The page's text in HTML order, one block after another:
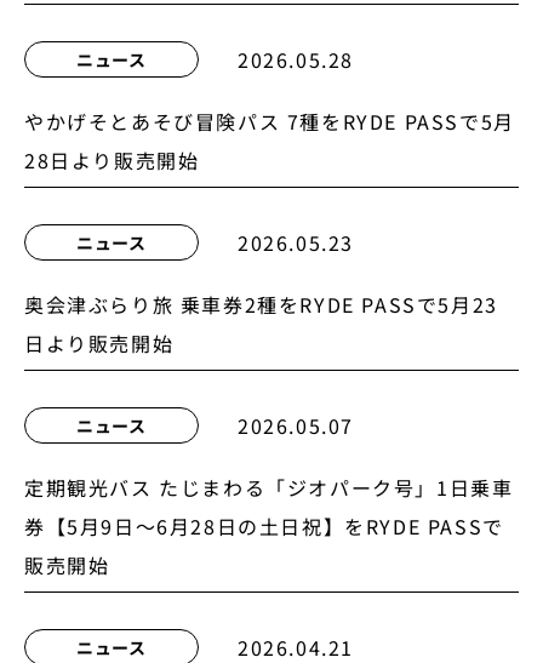
ニュース 2026.05.28
やかげそとあそび冒険パス 7種をRYDE PASSで5月
28日より販売開始
ニュース 2026.05.23
奥会津ぶらり旅 乗車券2種をRYDE PASSで5月23
日より販売開始
ニュース 2026.05.07
定期観光バス たじまわる「ジオパーク号」1日乗車
券【5月9日〜6月28日の土日祝】をRYDE PASSで
販売開始
ニュース 2026.04.21